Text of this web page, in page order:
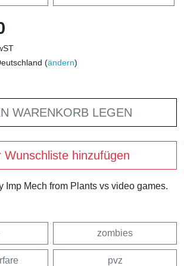
(ändern)
WARENKORB LEGEN
Wunschliste hinzufügen
Imp Mech from Plants vs video games.
zombies
pvz